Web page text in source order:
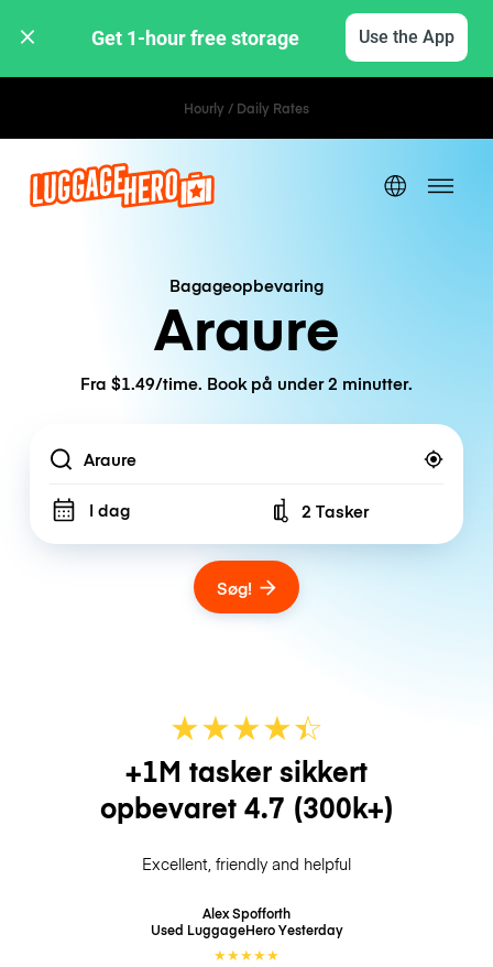
Get 1-hour free storage Use the App
Hourly / Daily Rates
Bagageopbevaring
Araure
Fra $1.49/time. Book på under 2 minutter.
Location
I dag Number of bags
2 Tasker
Søg!
★★★★☆
★
+1M tasker sikkert
opbevaret 4.7 (300k+)
Excellent, friendly and helpful
Alex Spofforth
Used LuggageHeroYesterday
★★★★★